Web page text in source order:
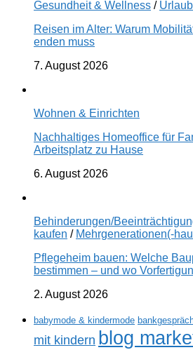
Gesundheit & Wellness /
Reisen im Alter: Warum
enden muss
7. August 2026
Wohnen & Einrichten
Nachhaltiges Homeoffice für
Arbeitsplatz zu Hause
6. August 2026
Behinderungen/
kaufen / Mehrgenerationen(-
Pflegeheim bauen: Welche
bestimmen – und wo
2. August 2026
babymode & kindermode
mit kindern blog